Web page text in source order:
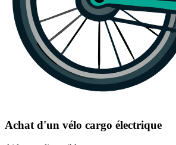
Achat d'un vélo cargo électrique